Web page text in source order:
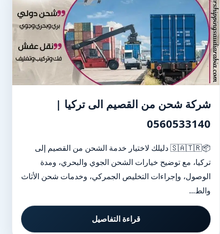
شركة شحن من القصيم الى تركيا |
0560533140
📦🇸🇦🇹🇷 دليلك لاختيار خدمة الشحن من القصيم إلى
تركيا، مع توضيح خيارات الشحن الجوي والبحري، ومدة
الوصول، وإجراءات التخليص الجمركي، وخدمات شحن الأثاث
والط...
قراءة التفاصيل